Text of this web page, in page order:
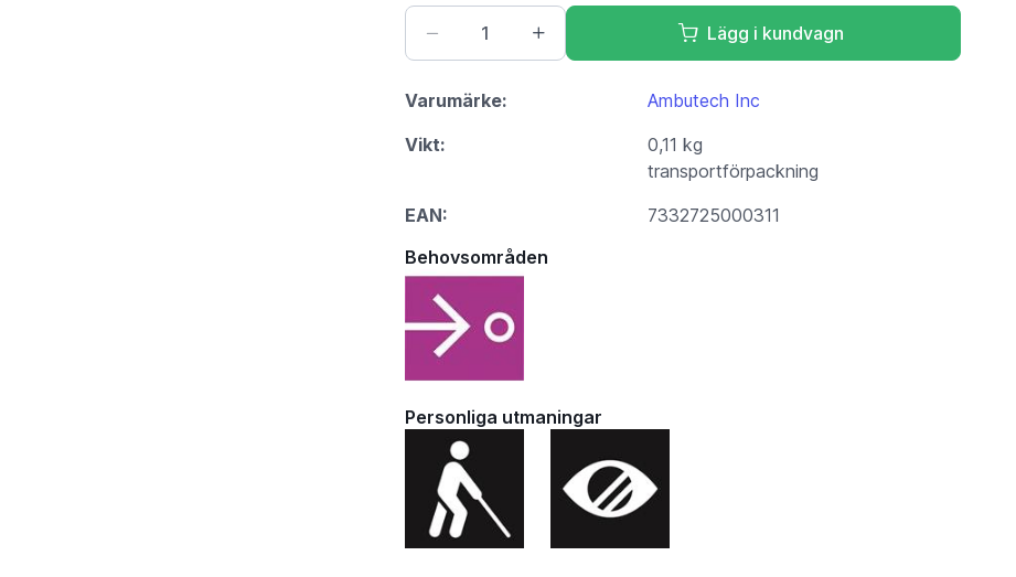
Lägg i kundvagn
Varumärke:
Ambutech Inc
Vikt:
0,11 kg
transportförpackning
EAN:
7332725000311
Behovsområden
Personliga utmaningar